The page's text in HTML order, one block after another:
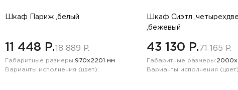
Шкаф Париж ,белый
11 448 P.18 889 P.
Габаритные размеры:970х2201 мм
Варианты исполнения (цвет):
Шкаф Сиэтл
,бежевый
43 130 P.71 165 P.
Габаритные размеры:
Варианты исполнения